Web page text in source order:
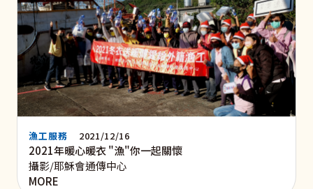
漁工服務 2021/12/16
2021年暖心暖衣 "漁"你一起關懷
攝影/耶穌會通傳中心
MORE